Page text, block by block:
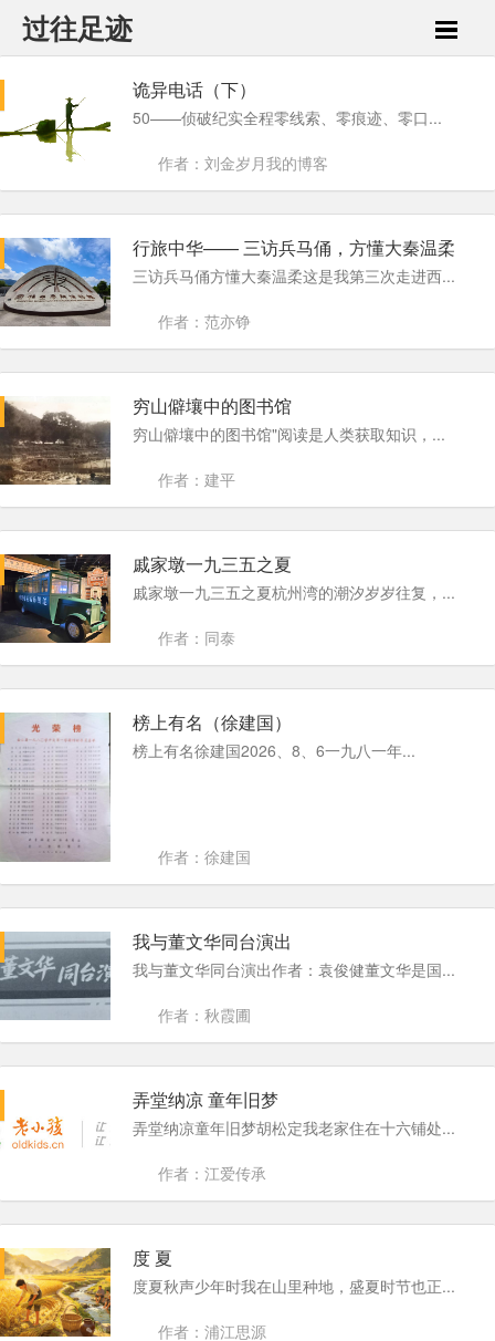
过往足迹
诡异电话（下）
50——侦破纪实全程零线索、零痕迹、零口...
作者：刘金岁月我的博客
行旅中华—— 三访兵马俑，方懂大秦温柔
三访兵马俑方懂大秦温柔这是我第三次走进西...
作者：范亦铮
穷山僻壤中的图书馆
穷山僻壤中的图书馆"阅读是人类获取知识，...
作者：建平
戚家墩一九三五之夏
戚家墩一九三五之夏杭州湾的潮汐岁岁往复，...
作者：同泰
榜上有名（徐建国）
榜上有名徐建国2026、8、6一九八一年...
作者：徐建国
我与董文华同台演出
我与董文华同台演出作者：袁俊健董文华是国...
作者：秋霞圃
弄堂纳凉 童年旧梦
弄堂纳凉童年旧梦胡松定我老家住在十六铺处...
作者：江爱传承
度 夏
度夏秋声少年时我在山里种地，盛夏时节也正...
作者：浦江思源